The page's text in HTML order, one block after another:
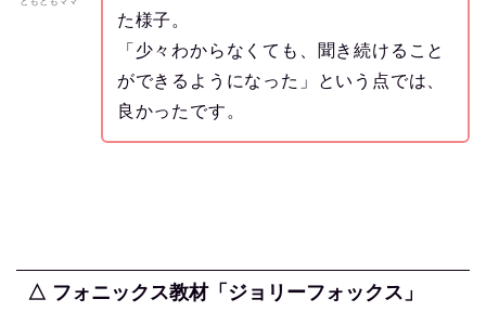
た様子。
「少々わからなくても、聞き続けること
ができるようになった」という点では、
良かったです。
△ フォニックス教材「ジョリーフォックス」